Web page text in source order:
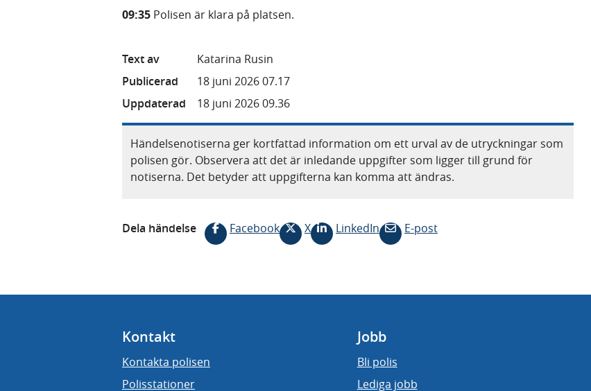
09:35 Polisen är klara på platsen.
Text av
Katarina Rusin
Publicerad
18 juni 2026 07.17
Uppdaterad
18 juni 2026 09.36
Händelsenotiserna ger kortfattad information om ett urval av de utryckningar som
polisen gör. Observera att det är inledande uppgifter som ligger till grund för
notiserna. Det betyder att uppgifterna kan komma att ändras.
Dela händelse Facebook X LinkedIn E-post
Kontakt
Kontakta polisen
Polisstationer
Jobb
Bli polis
Lediga jobb